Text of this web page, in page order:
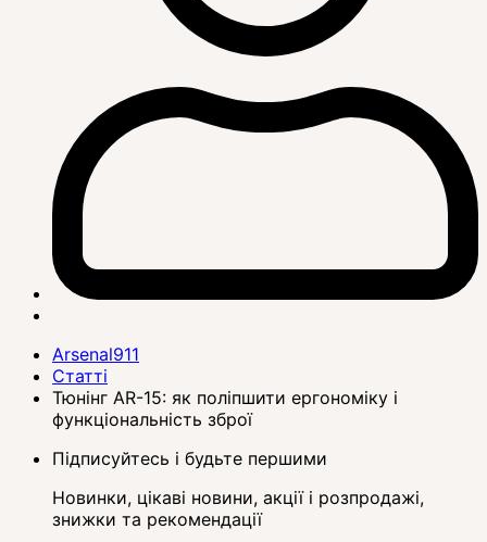
Arsenal911
Статті
Тюнінг AR-15: як поліпшити ергономіку і
функціональність зброї
Підписуйтесь і будьте першими
Новинки, цікаві новини, акції і розпродажі,
знижки та рекомендації